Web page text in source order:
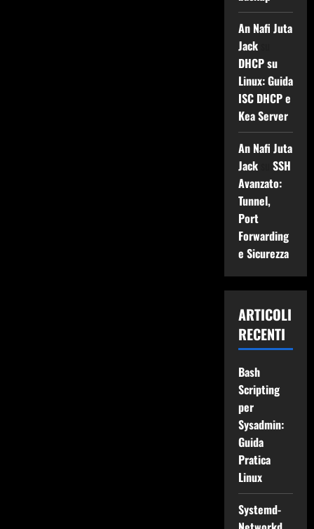
An Nafi Juta
Jacksu
DHCP su
Linux: Guida
ISC DHCP e
Kea Server
An Nafi Juta
Jacksu SSH
Avanzato:
Tunnel,
Port
Forwarding
e Sicurezza
ARTICOLI
RECENTI
Bash
Scripting
per
Sysadmin:
Guida
Pratica
Linux
Systemd-